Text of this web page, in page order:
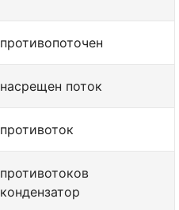
противопоточен
насрещен поток
противоток
противотоков
кондензатор